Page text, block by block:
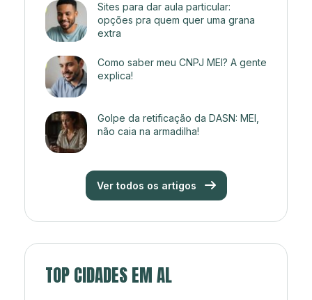
Sites para dar aula particular:
opções pra quem quer uma grana
extra
Como saber meu CNPJ MEI? A gente
explica!
Golpe da retificação da DASN: MEI,
não caia na armadilha!
Ver todos os artigos
TOP CIDADES EM AL